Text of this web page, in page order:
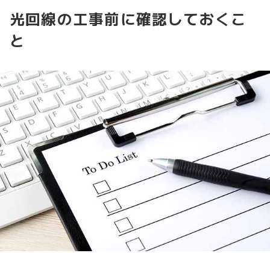
光回線の工事前に確認しておくこ
と